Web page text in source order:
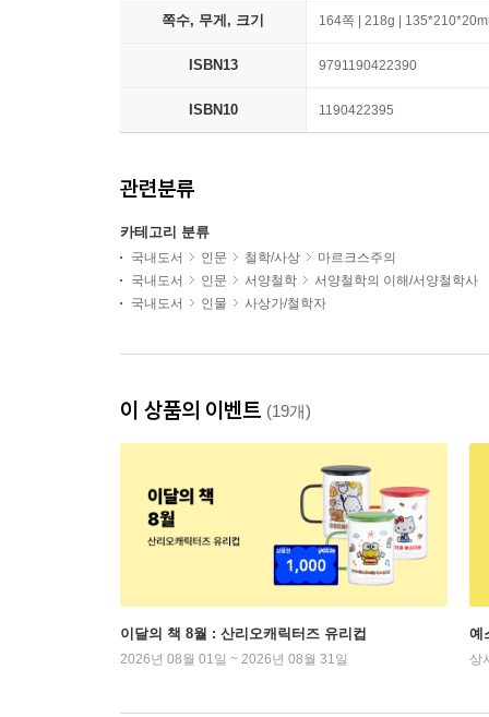
쪽수, 무게, 크기 164쪽 | 218g |
ISBN13 9791190422390
ISBN10 1190422395
관련분류
카테고리 분류
국내도서 인문 철학/사상
마르크스주의
국내도서
인문 서양철학
서양철학의 이해/서양철학사
국내도서
인물 사상가/철학자
이 상품의 이벤트 (19개)
이달의 책 8월 : 산리오캐릭터즈 유리컵
2026년 08월 01일 ~ 2026년 08월 31일
예
상